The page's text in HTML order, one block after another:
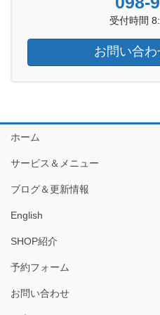
受付時間
お問い合
ホーム
サービス＆メニュー
ブログ＆更新情報
English
SHOP紹介
予約フォーム
お問い合わせ